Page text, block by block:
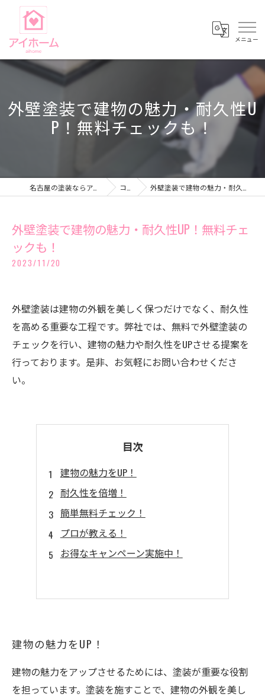
外壁塗装で建物の魅力・耐久性U
P！無料チェックも！
名古屋の塗装ならアイホーム株式会社 コラム 外壁塗装で建物の魅力・耐久性UP！無料チェックも！
外壁塗装で建物の魅力・耐久性UP！無料チェ
ックも！
2023/11/20
外壁塗装は建物の外観を美しく保つだけでなく、耐久性
を高める重要な工程です。弊社では、無料で外壁塗装の
チェックを行い、建物の魅力や耐久性をUPさせる提案を
行っております。是非、お気軽にお問い合わせくださ
い。
目次
建物の魅力をUP！
耐久性を倍増！
簡単無料チェック！
プロが教える！
お得なキャンペーン実施中！
建物の魅力をUP！
建物の魅力をアップさせるためには、塗装が重要な役割
を担っています。塗装を施すことで、建物の外観を美し